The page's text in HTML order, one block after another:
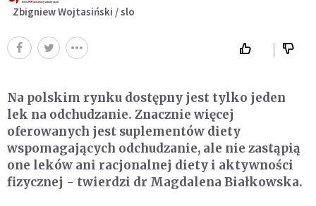
Zbigniew Wojtasiński / slo
Na polskim rynku dostępny jest tylko jeden
lek na odchudzanie. Znacznie więcej
oferowanych jest suplementów diety
wspomagających odchudzanie, ale nie zastąpią
one leków ani racjonalnej diety i aktywności
fizycznej - twierdzi dr Magdalena Białkowska.